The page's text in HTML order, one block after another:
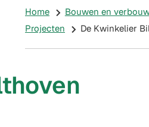
Home Bouwen en
Projecten
De Kwinkelier